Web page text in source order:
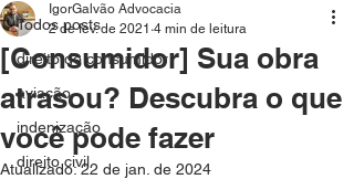
Todos posts
direito do consumidor
aviação
indenização
direito civil
[Consumidor] Sua obra
atrasou? Descubra o que
você pode fazer
IgorGalvão Advocacia
2 de fev. de 2021 4 min de leitura
Atualizado:22 de jan. de 2024